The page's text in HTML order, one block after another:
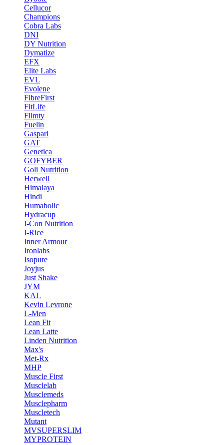
Cellucor
Champions
Cobra Labs
DNI
DY Nutrition
Dymatize
EFX
Elite Labs
EVL
Evolene
FibreFirst
FitLife
Flimty
Fuelin
Gaspari
GAT
Genetica
GOFYBER
Goli Nutrition
Herwell
Himalaya
Hindi
Humabolic
Hydracup
I-Con Nutrition
I-Rice
Inner Armour
Ironlabs
Isopure
Joyjus
Just Shake
JYM
KAL
Kevin Levrone
L-Men
Lean Fit
Lean Latte
Linden Nutrition
Max's
Met-Rx
MHP
Muscle First
Musclelab
Musclemeds
Musclepharm
Muscletech
Mutant
MVSUPERSLIM
MYPROTEIN